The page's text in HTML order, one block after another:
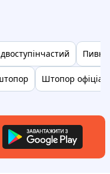
Штопор